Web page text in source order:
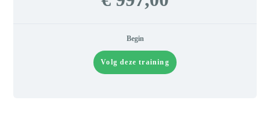
Begin
Volg deze training